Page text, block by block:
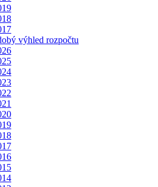
výhled rozpočtu